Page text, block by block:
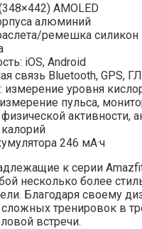
AMOLED
алюминий
ремешка силикон
iOS, Android
связь Bluetooth, GPS,
измерение уровня
пульса,
активности,
246 мА·ч
к серии
несколько более
Благодаря своему
сложных тренировок в
встречи.